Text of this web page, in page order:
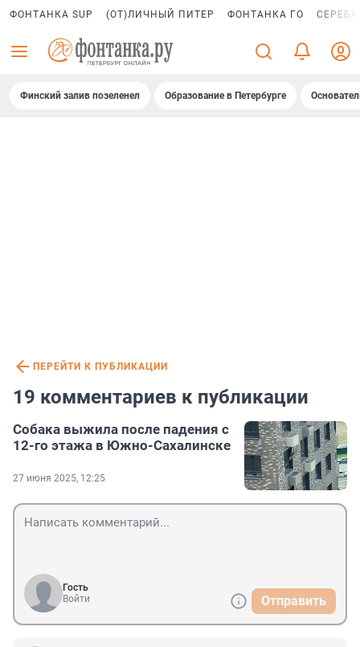
ФОНТАНКА SUP (ОТ)ЛИЧНЫЙ ПИТЕР ФОНТАНКА ГО
Финский залив позеленел Образование в Петербурге
ПЕРЕЙТИ К ПУБЛИКАЦИИ
19 комментариев к публикации
Собака выжила после падения с
12-го этажа в Южно-Сахалинске
27 июня 2025, 12:25
Гость
Войти
Отправить